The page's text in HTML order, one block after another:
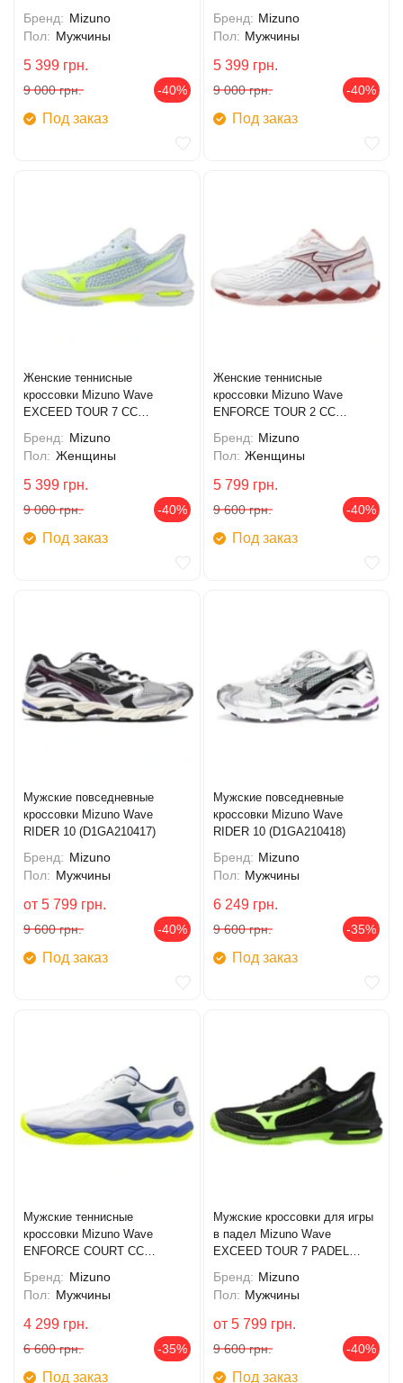
Бренд: Mizuno
Пол: Мужчины
5 399 грн.
9 000 грн. -40%
Под заказ
Бренд: Mizuno
Пол: Мужчины
5 399 грн.
9 000 грн. -40%
Под заказ
Женские теннисные
кроссовки Mizuno Wave
EXCEED TOUR 7 CC
Бренд: Mizuno
Пол: Женщины
5 399 грн.
9 000 грн. -40%
Под заказ
Женские теннисные
кроссовки Mizuno Wave
ENFORCE TOUR 2 CC
Бренд: Mizuno
Пол: Женщины
5 799 грн.
9 600 грн. -40%
Под заказ
Мужские повседневные
кроссовки Mizuno Wave
RIDER 10 (D1GA210417)
Бренд: Mizuno
Пол: Мужчины
от 5 799 грн.
9 600 грн. -40%
Под заказ
Мужские повседневные
кроссовки Mizuno Wave
RIDER 10 (D1GA210418)
Бренд: Mizuno
Пол: Мужчины
6 249 грн.
9 600 грн. -35%
Под заказ
Мужские теннисные
кроссовки Mizuno Wave
ENFORCE COURT CC
Бренд: Mizuno
Пол: Мужчины
4 299 грн.
6 600 грн. -35%
Под заказ
Мужские кроссовки для игры
в падел Mizuno Wave
EXCEED TOUR 7 PADEL
Бренд: Mizuno
Пол: Мужчины
от 5 799 грн.
9 600 грн. -40%
Под заказ